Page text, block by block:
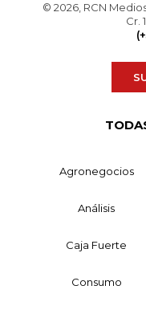
© 2026, RCN
Cr.
Agronegocios
Análisis
Caja Fuerte
Consumo